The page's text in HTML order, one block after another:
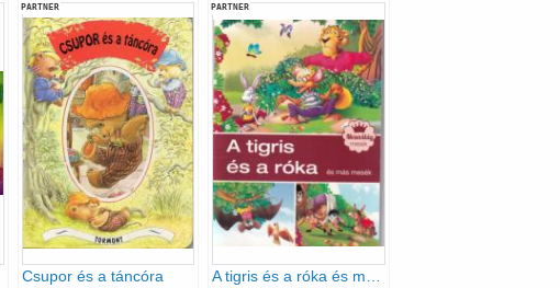
PARTNER
Csupor és a táncóra
PARTNER